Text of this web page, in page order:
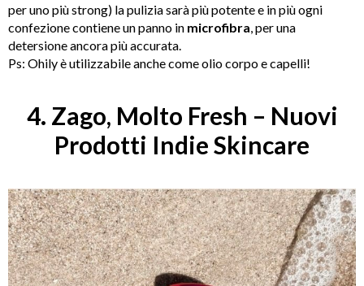
per uno più strong) la pulizia sarà più potente e in più ogni
confezione contiene un panno in microfibra, per una
detersione ancora più accurata.
Ps: Ohily è utilizzabile anche come olio corpo e capelli!
4. Zago, Molto Fresh – Nuovi
Prodotti Indie Skincare